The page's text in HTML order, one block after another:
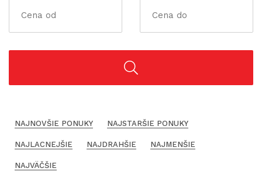
NAJNOVŠIE PONUKY NAJSTARŠIE PONUKY
NAJLACNEJŠIE NAJDRAHŠIE NAJMENŠIE
NAJVÄČŠIE